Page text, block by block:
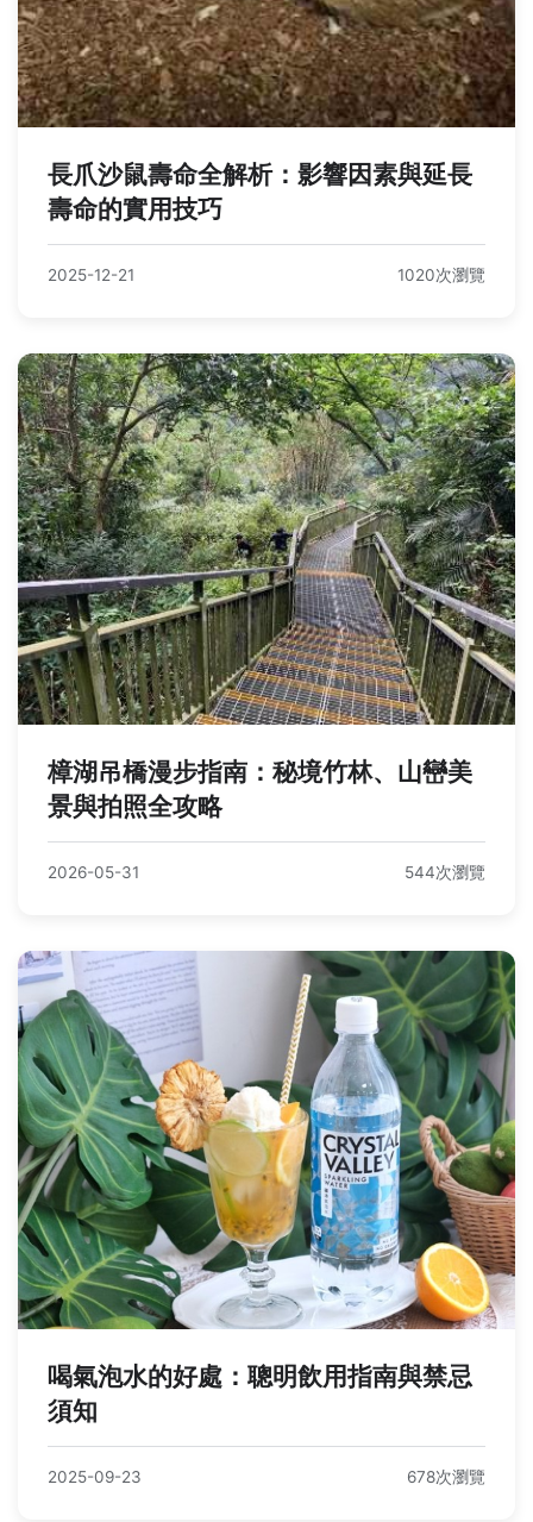
長爪沙鼠壽命全解析：影響因素與延長
壽命的實用技巧
2025-12-21 1020次瀏覽
樟湖吊橋漫步指南：秘境竹林、山巒美
景與拍照全攻略
2026-05-31 544次瀏覽
喝氣泡水的好處：聰明飲用指南與禁忌
須知
2025-09-23 678次瀏覽